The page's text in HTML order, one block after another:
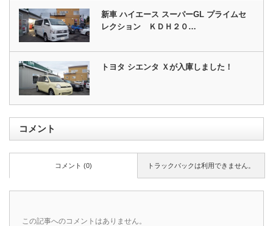
新車 ハイエース スーパーGL プライムセ
レクション ＫＤＨ２０…
トヨタ シエンタ Ｘが入庫しました！
コメント
トラックバックは利用できません。
コメント (0)
この記事へのコメントはありません。